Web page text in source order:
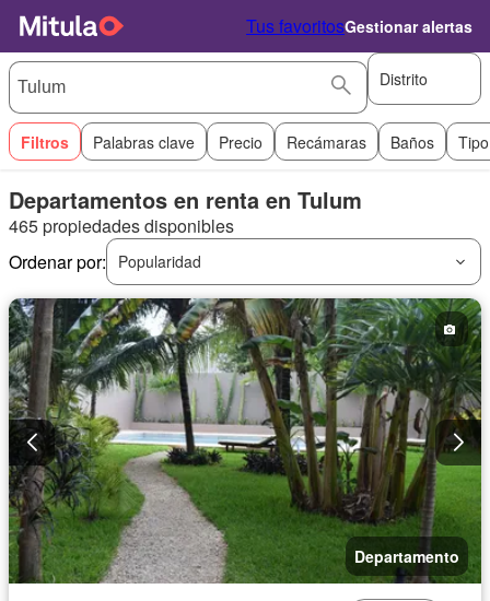
Tus favoritosGestionar alertas
Distrito
Filtros Palabras clave Precio Recámaras Baños
Departamentos en renta en Tulum
465 propiedades disponibles
Ordenar por:
Popularidad
Departamento